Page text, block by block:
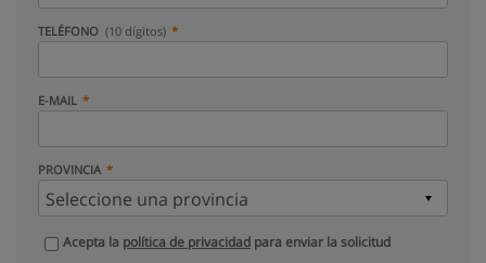
TELÉFONO (10 dígitos)
E-MAIL
PROVINCIA
Acepta la política de privacidad para enviar la solicitud